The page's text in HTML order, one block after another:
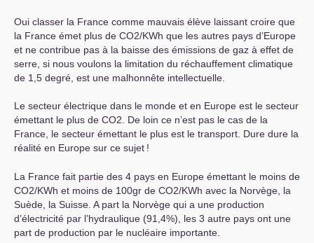
Oui classer la France comme mauvais élève laissant croire que
la France émet plus de CO2/KWh que les autres pays d’Europe
et ne contribue pas à la baisse des émissions de gaz à effet de
serre, si nous voulons la limitation du réchauffement climatique
de 1,5 degré, est une malhonnête intellectuelle.
Le secteur électrique dans le monde et en Europe est le secteur
émettant le plus de CO2 . De loin ce n’est pas le cas de la
France, le secteur émettant le plus est le transport. Dure dure la
réalité en Europe sur ce sujet !
La France fait partie des 4 pays en Europe émettant le moins de
CO2/KWh et moins de 100gr de CO2/KWh avec la Norvège, la
Suède, la Suisse. A part la Norvège qui a une production
d’électricité par l’hydraulique (91,4%), les 3 autre pays ont une
part de production par le nucléaire importante.